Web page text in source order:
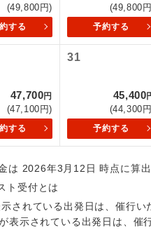
(49,800円)
する
(49,800
予約する
47,700円
(47,100円)
する
31
45,400
(44,300
予約する
は 2026年3月12日 時点に算出
ト受付とは
されている出発日は、催行い
表示されている出発日は、催
露
全食
お
トラベ
1名